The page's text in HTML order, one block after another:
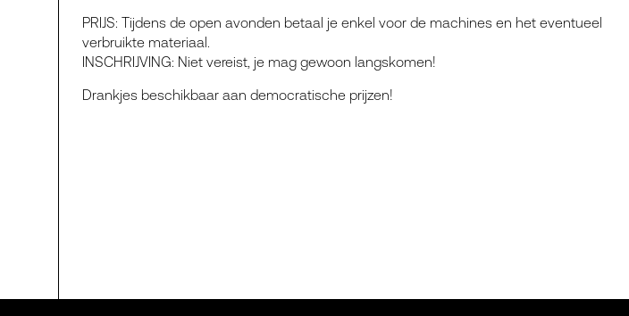
PRIJS: Tijdens de open avonden betaal je enkel voor de machines en het eventueel
verbruikte materiaal.
INSCHRIJVING: Niet vereist, je mag gewoon langskomen!
Drankjes beschikbaar aan democratische prijzen!